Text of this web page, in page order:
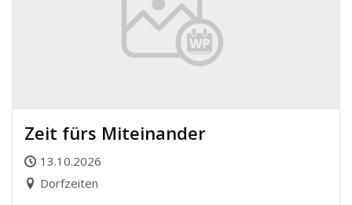
Zeit fürs Miteinander
13.10.2026
Dorfzeiten